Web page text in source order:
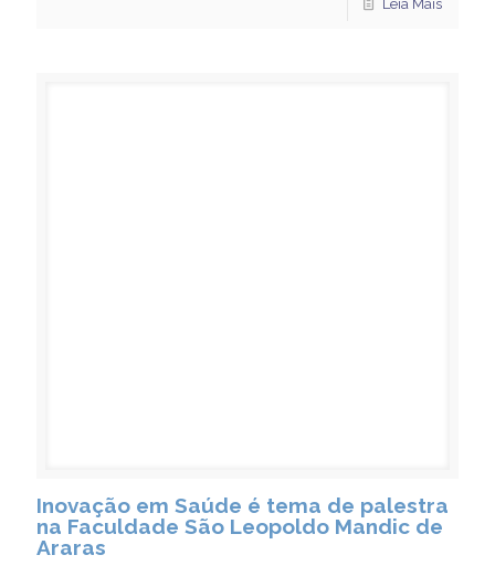
Leia Mais
Inovação em Saúde é tema de palestra
na Faculdade São Leopoldo Mandic de
Araras